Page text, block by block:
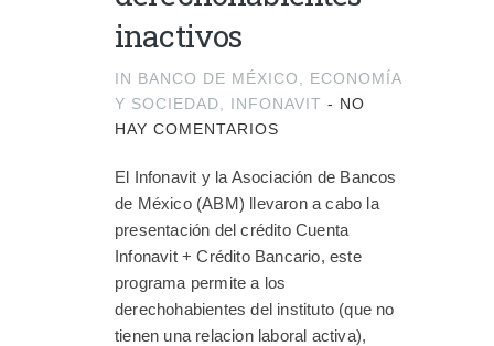
inactivos
IN BANCO DE MÉXICO
ECONOMÍA
Y SOCIEDAD
INFONAVIT - NO
HAY COMENTARIOS
El Infonavit y la Asociación de Bancos
de México (ABM) llevaron a cabo la
presentación del crédito Cuenta
Infonavit + Crédito Bancario, este
programa permite a los
derechohabientes del instituto (que no
tienen una relacion laboral activa),